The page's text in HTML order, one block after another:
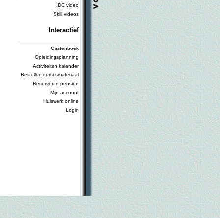
IDC video
Skill videos
Interactief
Gastenboek
Opleidingsplanning
Activiteiten kalender
Bestellen cursusmateriaal
Reserveren pension
Mijn account
Huiswerk online
Login